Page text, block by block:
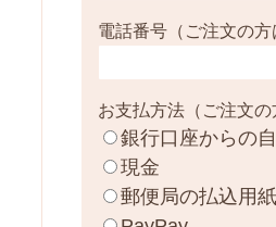
電話番号（ご注文の方
お支払方法（ご注文の
銀行口座からの
現金
郵便局の払込用紙